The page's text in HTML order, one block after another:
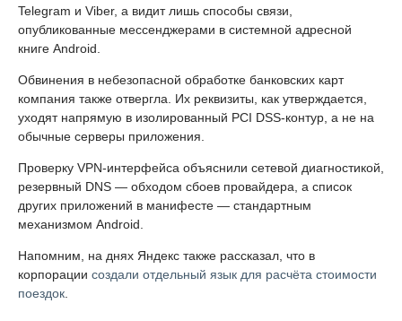
Telegram и Viber, а видит лишь способы связи,
опубликованные мессенджерами в системной адресной
книге Android.
Обвинения в небезопасной обработке банковских карт
компания также отвергла. Их реквизиты, как утверждается,
уходят напрямую в изолированный PCI DSS-контур, а не на
обычные серверы приложения.
Проверку VPN-интерфейса объяснили сетевой диагностикой,
резервный DNS — обходом сбоев провайдера, а список
других приложений в манифесте — стандартным
механизмом Android.
Напомним, на днях Яндекс также рассказал, что в
корпорации создали отдельный язык для расчёта стоимости
поездок